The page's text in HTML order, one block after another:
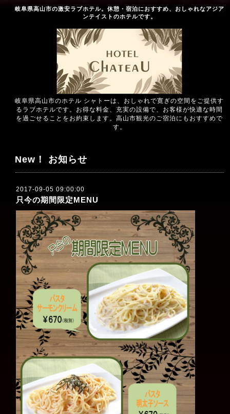
岐阜県高山市の激安ラブホテル。休憩・宿泊におすすめ、おしゃれなアジア
ンテイストのホテルです。
岐阜県高山市のホテル シャトーは、おしゃれで寛ぎの空間をご提供す
るラブホテルです。お得な料金、充実の設備で、お客様が快適な時間
を過ごせることをお約束します。高山市観光のご宿泊にもおすすめで
す。
New！ お知らせ
2017-09-05 09:00:00
只今の期間限定MENU